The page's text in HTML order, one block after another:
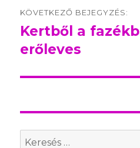
KÖVETKEZŐ BEJEGYZÉS:
Következő
bejegyzés:
Kertből a
erőleves
Search